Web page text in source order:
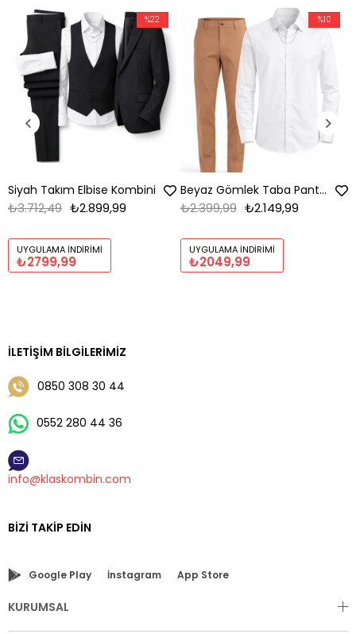
Siyah Takım Elbise Kombini
₺2.899,99
₺3.712,49
UYGULAMA İNDIRIMI
₺2799,99
%22
Beyaz Gömlek Taba Pantolon Kombin
₺2.149,99
₺2.399,99
UYGULAMA İNDIRIMI
₺2049,99
%10
İLETIŞIM BILGILERIMIZ
0850 308 30 44
0552 280 44 36
info@klaskombin.com
BIZI TAKIP EDIN
Google Play İnstagram App Store
KURUMSAL